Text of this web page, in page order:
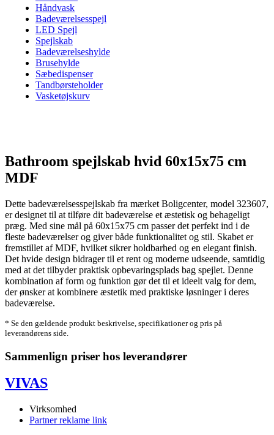
Håndvask
Badeværelsesspejl
LED Spejl
Spejlskab
Badeværelseshylde
Brusehylde
Sæbedispenser
Tandbørsteholder
Vasketøjskurv
Bathroom spejlskab hvid 60x15x75 cm
MDF
Dette badeværelsesspejlskab fra mærket Boligcenter, model 323607,
er designet til at tilføre dit badeværelse et æstetisk og behageligt
præg. Med sine mål på 60x15x75 cm passer det perfekt ind i de
fleste badeværelser og giver både funktionalitet og stil. Skabet er
fremstillet af MDF, hvilket sikrer holdbarhed og en elegant finish.
Det hvide design bidrager til et rent og moderne udseende, samtidig
med at det tilbyder praktisk opbevaringsplads bag spejlet. Denne
kombination af form og funktion gør det til et ideelt valg for dem,
der ønsker at kombinere æstetik med praktiske løsninger i deres
badeværelse.
* Se den gældende produkt beskrivelse, specifikationer og pris på
leverandørens side.
Sammenlign priser hos leverandører
VIVAS
Virksomhed
Partner reklame link